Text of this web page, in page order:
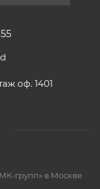
оф. 1401
групп» в Москве